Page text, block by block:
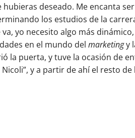
deseado. Me encanta ser
los estudios de la
yo necesito algo más dinámico,
en el mundo delmarketingy
la puerta, y tuve la ocasión de
y a partir de ahí el resto de